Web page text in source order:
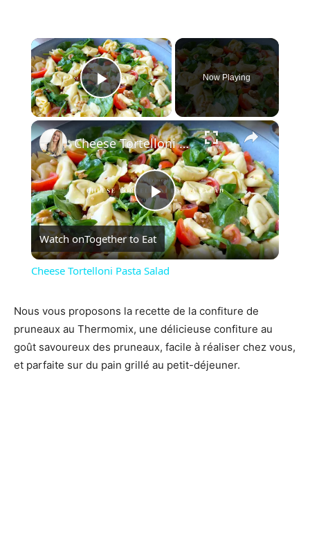
×
Play Video
Now Playing
×
Play
Video
Cheese Tortelloni Pasta Salad
Watch onTogether to Eat
Cheese Tortelloni Pasta Salad
Nous vous proposons la recette de la confiture de
pruneaux au Thermomix, une délicieuse confiture au
goût savoureux des pruneaux, facile à réaliser chez vous,
et parfaite sur du pain grillé au petit-déjeuner.